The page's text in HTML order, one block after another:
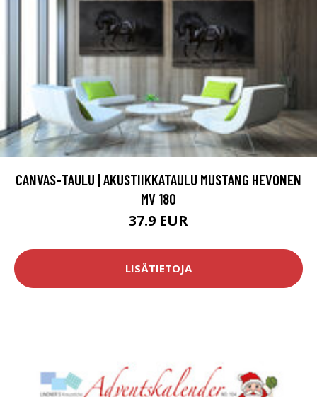
CANVAS-TAULU | AKUSTIIKKATAULU MUSTANG HEVONEN
MV 180
37.9 EUR
LISÄTIETOJA